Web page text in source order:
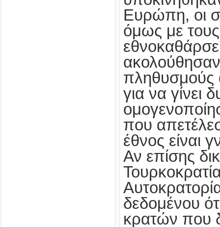
Ευρώπη, οι
όμως με τους
πληθυσμούς
για να γίνει
που
έθνος είναι
Αν επίσης
δεδομένου
κρατών που